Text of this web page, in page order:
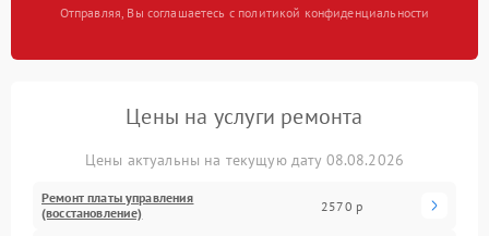
Отправляя, Вы соглашаетесь с политикой конфиденциальности
Цены на услуги ремонта
Цены актуальны на текущую дату 08.08.2026
Ремонт платы управления
(восстановление)
2570 р